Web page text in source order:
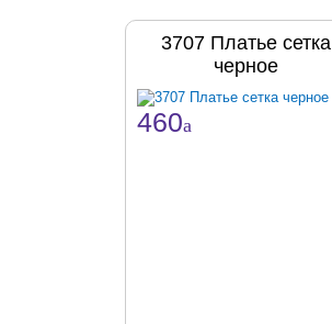
3707 Платье сетка
черное
460a